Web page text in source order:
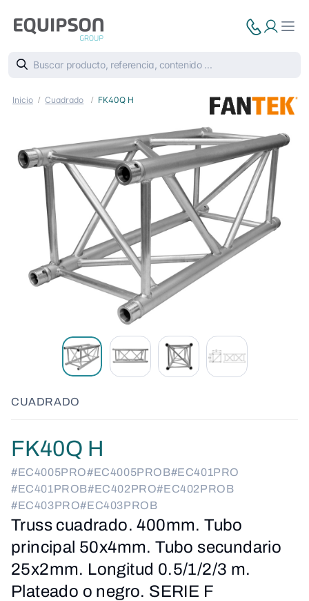
Inicio Cuadrado FK40Q H
CUADRADO
FK40Q H
#EC4005PRO#EC4005PROB#EC401PRO
#EC401PROB#EC402PRO#EC402PROB
#EC403PRO#EC403PROB
Truss cuadrado. 400mm. Tubo
principal 50x4mm. Tubo secundario
25x2mm. Longitud 0.5/1/2/3 m.
Plateado o negro. SERIE F